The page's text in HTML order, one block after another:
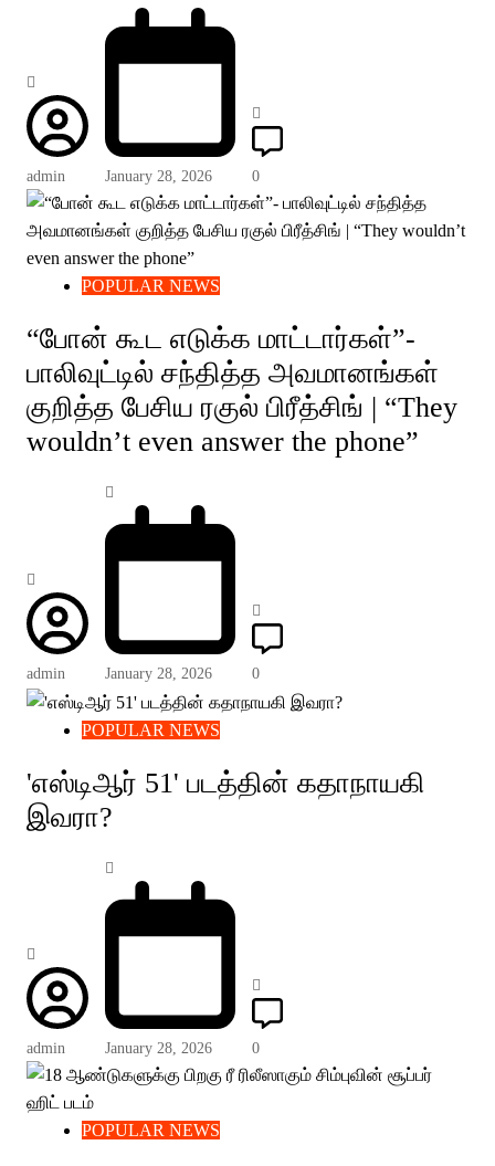
admin January 28, 2026 0
POPULAR NEWS
“போன் கூட எடுக்க மாட்டார்கள்”-
பாலிவுட்டில் சந்தித்த அவமானங்கள்
குறித்த பேசிய ரகுல் பிரீத்சிங் | “They
wouldn’t even answer the phone”
admin January 28, 2026 0
POPULAR NEWS
'எஸ்டிஆர் 51' படத்தின் கதாநாயகி
இவரா?
admin January 28, 2026 0
POPULAR NEWS